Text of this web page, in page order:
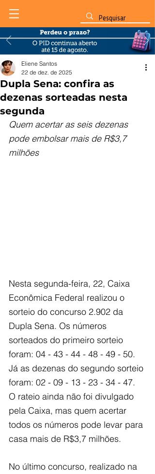
Dupla Sena: confira as
dezenas sorteadas nesta
segunda
Eliene Santos
22 de dez. de 2025
Quem acertar as seis dezenas
pode embolsar mais de R$3,7
milhões
Nesta segunda-feira, 22, Caixa
Econômica Federal realizou o
sorteio do concurso 2.902 da
Dupla Sena. Os números
sorteados do primeiro sorteio
foram: 04 - 43 - 44 - 48 - 49 - 50.
Já as dezenas do segundo sorteio
foram: 02 - 09 - 13 - 23 - 34 - 47.
O rateio ainda não foi divulgado
pela Caixa, mas quem acertar
todos os números pode levar para
casa mais de R$3,7 milhões.
No último concurso, realizado na